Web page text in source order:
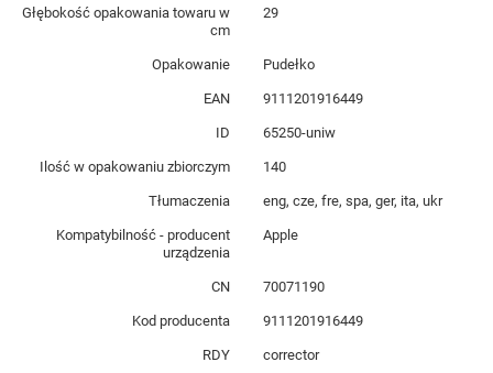
Głębokość opakowania towaru w
cm
29
Opakowanie Pudełko
EAN 9111201916449
ID 65250-uniw
Ilość w opakowaniu zbiorczym 140
Tłumaczenia eng, cze, fre, spa, ger, ita, ukr
Kompatybilność - producent
urządzenia
Apple
CN 70071190
Kod producenta 9111201916449
RDY corrector